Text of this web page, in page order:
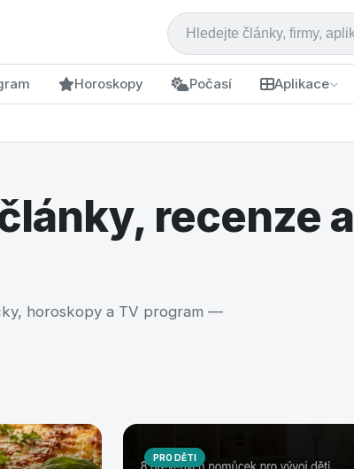
Horoskopy Počasí Aplikace
recenze a
horoskopy a TV program —
2026: krok za krokem
PRO DĚTI